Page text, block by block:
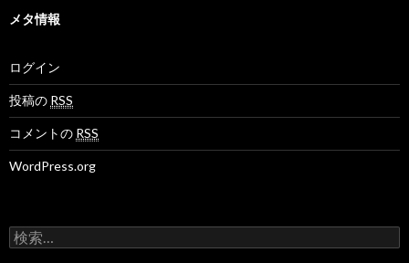
メタ情報
ログイン
投稿の RSS
コメントの RSS
WordPress.org
検
索